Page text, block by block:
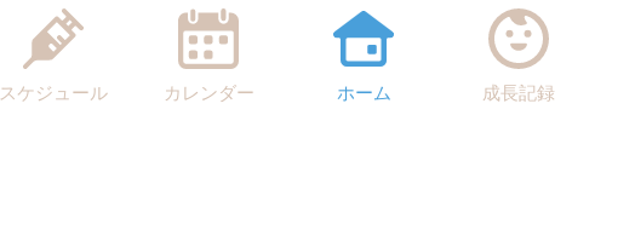
スケジュール カレンダー ホーム 成長記録